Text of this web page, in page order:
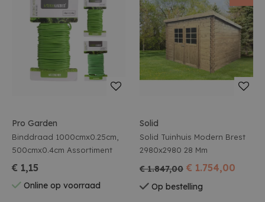
Pro Garden
Binddraad 1000cmx0.25cm,
500cmx0.4cm Assortiment
€ 1,15
Online op voorraad
Solid
Solid Tuinhuis Modern Brest
2980x2980 28 Mm
€ 1.847,00 € 1.754,00
Op bestelling